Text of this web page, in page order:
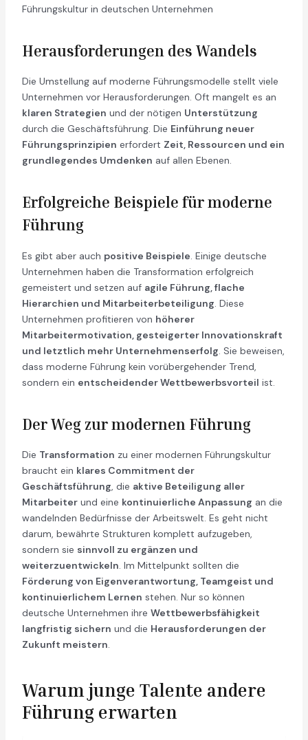
Führungskultur in deutschen Unternehmen
Herausforderungen des Wandels
Die Umstellung auf moderne Führungsmodelle stellt viele
Unternehmen vor Herausforderungen. Oft mangelt es an
klaren Strategien und der nötigen Unterstützung
durch die Geschäftsführung. Die Einführung neuer
Führungsprinzipien erfordert Zeit, Ressourcen und ein
grundlegendes Umdenken auf allen Ebenen.
Erfolgreiche Beispiele für moderne
Führung
Es gibt aber auch positive Beispiele. Einige deutsche
Unternehmen haben die Transformation erfolgreich
gemeistert und setzen auf agile Führung, flache
Hierarchien und Mitarbeiterbeteiligung. Diese
Unternehmen profitieren von höherer
Mitarbeitermotivation, gesteigerter Innovationskraft
und letztlich mehr Unternehmenserfolg. Sie beweisen,
dass moderne Führung kein vorübergehender Trend,
sondern ein entscheidender Wettbewerbsvorteil ist.
Der Weg zur modernen Führung
Die Transformation zu einer modernen Führungskultur
braucht ein klares Commitment der
Geschäftsführung, die aktive Beteiligung aller
Mitarbeiterund eine kontinuierliche Anpassung an die
wandelnden Bedürfnisse der Arbeitswelt. Es geht nicht
darum, bewährte Strukturen komplett aufzugeben,
sondern sie sinnvoll zu ergänzen und
weiterzuentwickeln. Im Mittelpunkt sollten die
Förderung von Eigenverantwortung, Teamgeist und
kontinuierlichem Lernen stehen. Nur so können
deutsche Unternehmen ihre Wettbewerbsfähigkeit
langfristig sichern und die Herausforderungen der
Zukunft meistern.
Warum junge Talente andere
Führung erwarten